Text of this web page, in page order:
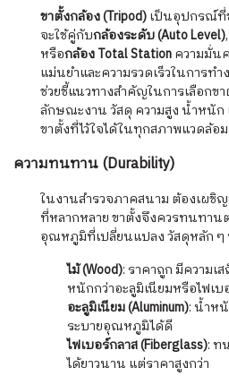
ขาตั้งกล้อง (Tripod)เป็นอุปกรณ์ที่
จะใช้คู่กับกล้องระดับ (Auto Level),
หรือกล้อง Total Stationความมั่น
แม่นยำและความรวดเร็วในการท
ช่วยชี้แนวทางสำคัญในการเลือกข
ลักษณะงาน วัสดุ ความสูง น้ำหนั
ขาตั้งที่ไว้ใจได้ในทุกสภาพแวดล้อม
ความทนทาน (Durability)
ในงานสำรวจภาคสนาม ต้องเผชิ
ที่หลากหลาย ขาตั้งจึงควรทนทาน
อุณหภูมิที่เปลี่ยนแปลง วัสดุหลัก ๆ
ไม้ (Wood): ราคาถูก มีความ
หนักกว่าอะลูมิเนียมหรือไฟเบ
อะลูมิเนียม (Aluminum): น้ำห
ระบายอุณหภูมิได้ดี
ไฟเบอร์กลาส (Fiberglass): ท
ได้ยาวนาน แต่ราคาสูงกว่า